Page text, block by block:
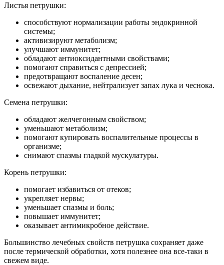
Листья петрушки:
способствуют нормализации работы эндокринной
системы;
активизируют метаболизм;
улучшают иммунитет;
обладают антиоксидантными свойствами;
помогают справиться с депрессией;
предотвращают воспаление десен;
освежают дыхание, нейтрализует запах лука и чеснока.
Семена петрушки:
обладают желчегонным свойством;
уменьшают метаболизм;
помогают купировать воспалительные процессы в
организме;
снимают спазмы гладкой мускулатуры.
Корень петрушки:
помогает избавиться от отеков;
укрепляет нервы;
уменьшает спазмы и боль;
повышает иммунитет;
оказывает антимикробное действие.
Большинство лечебных свойств петрушка сохраняет даже
после термической обработки, хотя полезнее она все-таки в
свежем виде.